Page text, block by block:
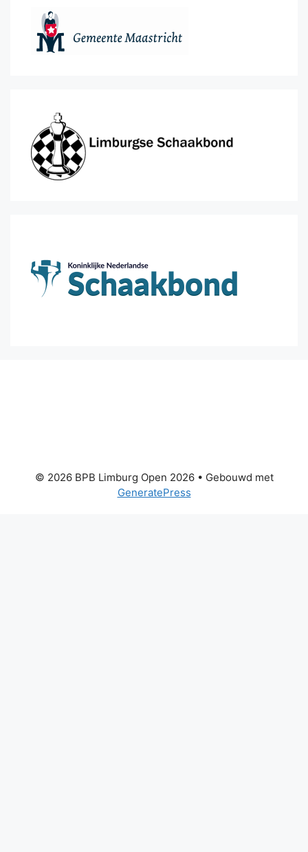
© 2026 BPB Limburg Open 2026• Gebouwd met
GeneratePress